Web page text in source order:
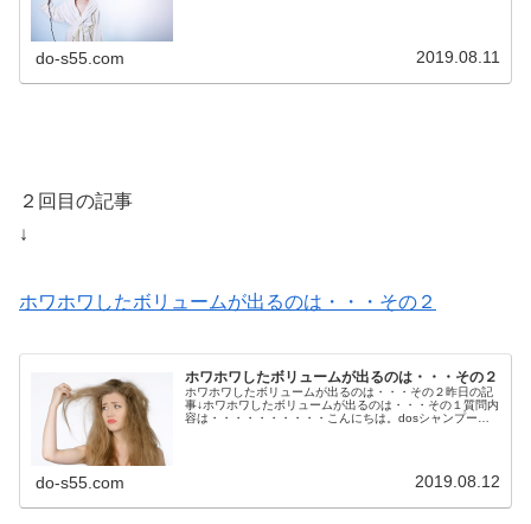
do-s55.com 2019.08.11
２回目の記事
↓
ホワホワしたボリュームが出るのは・・・その２
ホワホワしたボリュームが出るのは・・・その２
ホワホワしたボリュームが出るのは・・・その２昨日の記
事↓ホワホワしたボリュームが出るのは・・・その１質問内
容は・・・・・・・・・・こんにちは。dosシャンプーと
do-s55.com 2019.08.12